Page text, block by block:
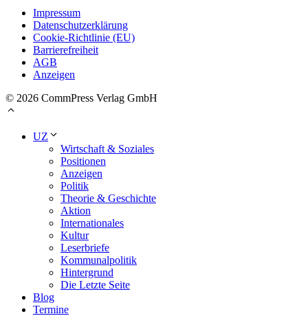
Impressum
Datenschutzerklärung
Cookie-Richtlinie (EU)
Barrierefreiheit
AGB
Anzeigen
© 2026 CommPress Verlag GmbH
UZ
Wirtschaft & Soziales
Positionen
Anzeigen
Politik
Theorie & Geschichte
Aktion
Internationales
Kultur
Leserbriefe
Kommunalpolitik
Hintergrund
Die Letzte Seite
Blog
Termine